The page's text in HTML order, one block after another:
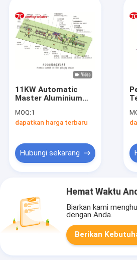
11KW Automatic
Master Aluminium
Dengan Beberapa
Stasiun Roller
MOQ:1
dapatkan harga terbaru
Hubungi sekarang
Hemat Waktu
Biarkan kami
dengan Anda.
Berikan